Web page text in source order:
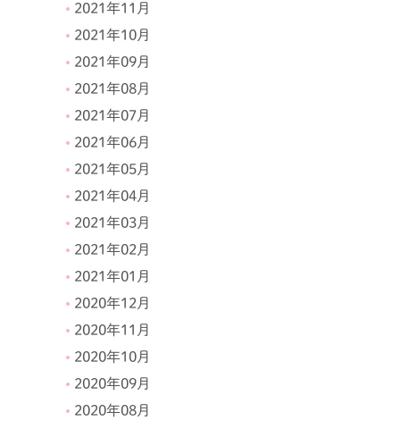
2021年11月
2021年10月
2021年09月
2021年08月
2021年07月
2021年06月
2021年05月
2021年04月
2021年03月
2021年02月
2021年01月
2020年12月
2020年11月
2020年10月
2020年09月
2020年08月